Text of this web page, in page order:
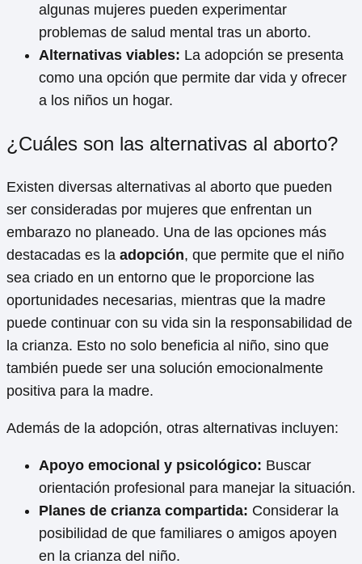
algunas mujeres pueden experimentar
problemas de salud mental tras un aborto.
Alternativas viables: La adopción se presenta
como una opción que permite dar vida y ofrecer
a los niños un hogar.
¿Cuáles son las alternativas al aborto?
Existen diversas alternativas al aborto que pueden
ser consideradas por mujeres que enfrentan un
embarazo no planeado. Una de las opciones más
destacadas es la adopción, que permite que el niño
sea criado en un entorno que le proporcione las
oportunidades necesarias, mientras que la madre
puede continuar con su vida sin la responsabilidad de
la crianza. Esto no solo beneficia al niño, sino que
también puede ser una solución emocionalmente
positiva para la madre.
Además de la adopción, otras alternativas incluyen:
Apoyo emocional y psicológico: Buscar
orientación profesional para manejar la situación.
Planes de crianza compartida: Considerar la
posibilidad de que familiares o amigos apoyen
en la crianza del niño.